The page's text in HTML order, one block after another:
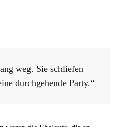
weg. Sie schliefen
durchgehende Party.“